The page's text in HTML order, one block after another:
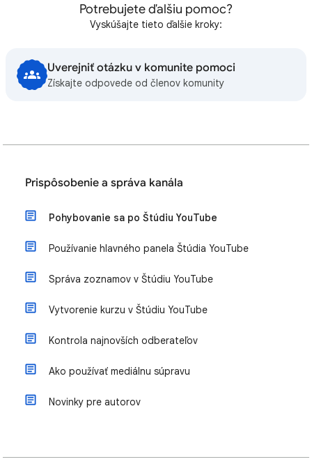
Potrebujete ďalšiu pomoc?
Vyskúšajte tieto ďalšie kroky:
Uverejniť otázku v komunite pomoci
Získajte odpovede od členov komunity
Prispôsobenie a správa kanála
Pohybovanie sa po Štúdiu YouTube
Používanie hlavného panela Štúdia YouTube
Správa zoznamov v Štúdiu YouTube
Vytvorenie kurzu v Štúdiu YouTube
Kontrola najnovších odberateľov
Ako používať mediálnu súpravu
Novinky pre autorov